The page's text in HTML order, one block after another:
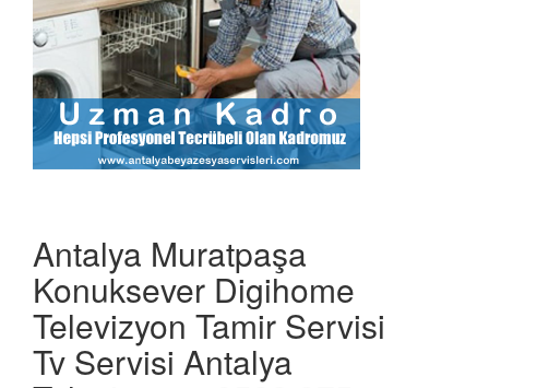
Antalya Muratpaşa
Konuksever Digihome
Televizyon Tamir Servisi
Tv Servisi Antalya